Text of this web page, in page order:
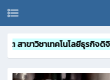
นโลยีธุรกิจดิจิทัล